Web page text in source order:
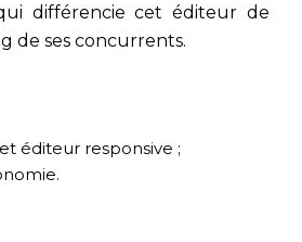
différencie cet éditeur de
de ses concurrents.
éditeur responsive ;